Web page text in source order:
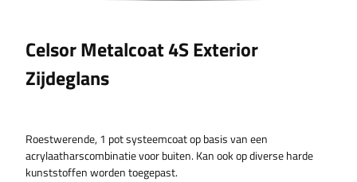
Celsor Metalcoat 4S Exterior
Zijdeglans
Roestwerende, 1 pot systeemcoat op basis van een
acrylaatharscombinatie voor buiten. Kan ook op diverse harde
kunststoffen worden toegepast.